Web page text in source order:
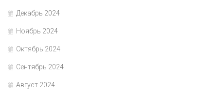
Декабрь 2024
Ноябрь 2024
Октябрь 2024
Сентябрь 2024
Август 2024